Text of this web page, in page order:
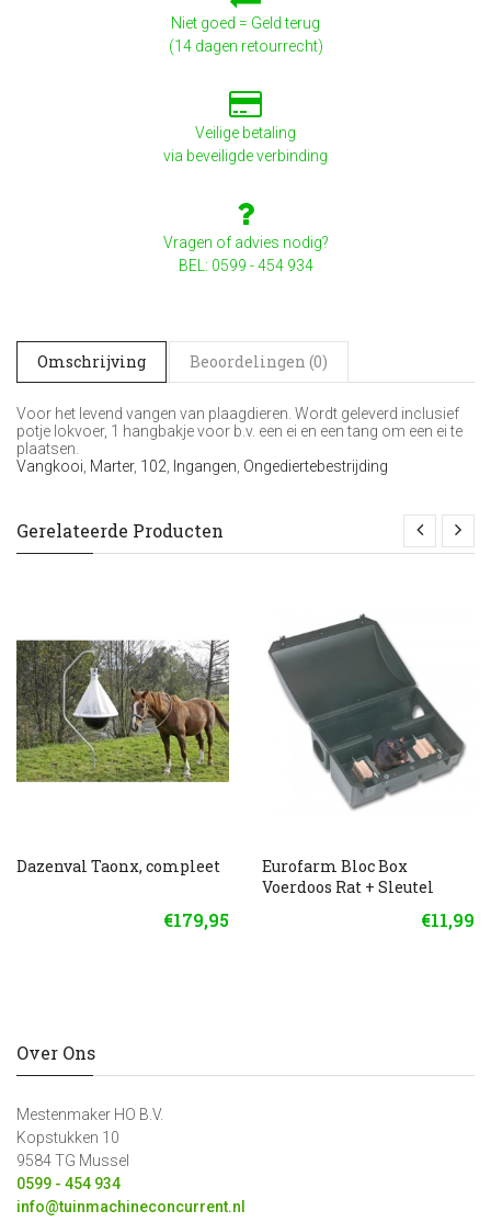
Niet goed = Geld terug
(14 dagen retourrecht)
Veilige betaling
via beveiligde verbinding
Vragen of advies nodig?
BEL: 0599 - 454 934
Omschrijving Beoordelingen (0)
Voor het levend vangen van plaagdieren. Wordt geleverd inclusief
potje lokvoer, 1 hangbakje voor b.v. een ei en een tang om een ei te
plaatsen.
Vangkooi Marter, 102 Ingangen Ongediertebestrijding
Gerelateerde Producten
Dazenval Taonx, compleet
€179,95
Eurofarm Bloc Box
Voerdoos Rat + Sleutel
€11,99
Over Ons
Mestenmaker HO B.V.
Kopstukken 10
9584 TG Mussel
0599 - 454 934
info@tuinmachineconcurrent.nl